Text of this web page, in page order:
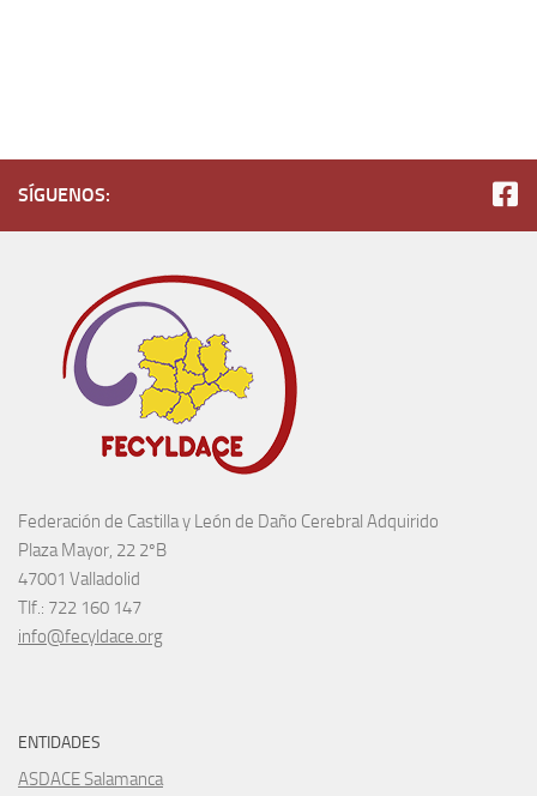
SÍGUENOS:
Federación de Castilla y León de Daño Cerebral Adquirido
Plaza Mayor, 22 2ºB
47001 Valladolid
Tlf.: 722 160 147
info@fecyldace.org
ENTIDADES
ASDACE Salamanca